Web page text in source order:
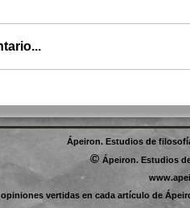
Ápeiron. Estudios de
©Ápeiron. Estudios
opiniones vertidas en cada artículo de